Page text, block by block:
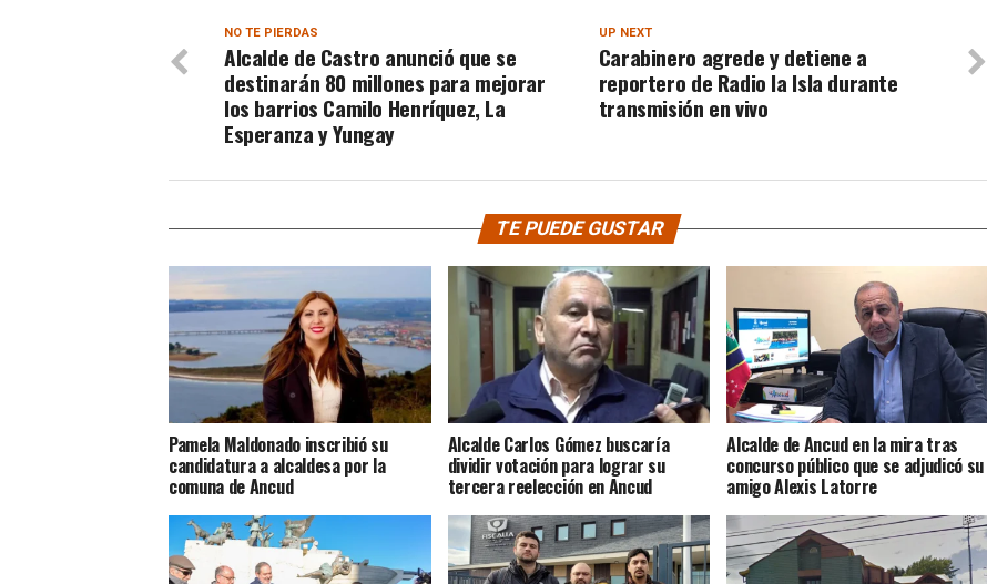
UP NEXT
Carabinero agrede y detiene a
reportero de Radio la Isla durante
transmisión en vivo
NO TE PIERDAS
Alcalde de Castro anunció que se
destinarán 80 millones para mejorar
los barrios Camilo Henríquez, La
Esperanza y Yungay
TE PUEDE GUSTAR
Pamela Maldonado inscribió su
candidatura a alcaldesa por la
comuna de Ancud
Alcalde Carlos Gómez buscaría
dividir votación para lograr su
tercera reelección en Ancud
Alcalde de Ancud en la mira tras
concurso público que se adjudicó su
amigo Alexis Latorre